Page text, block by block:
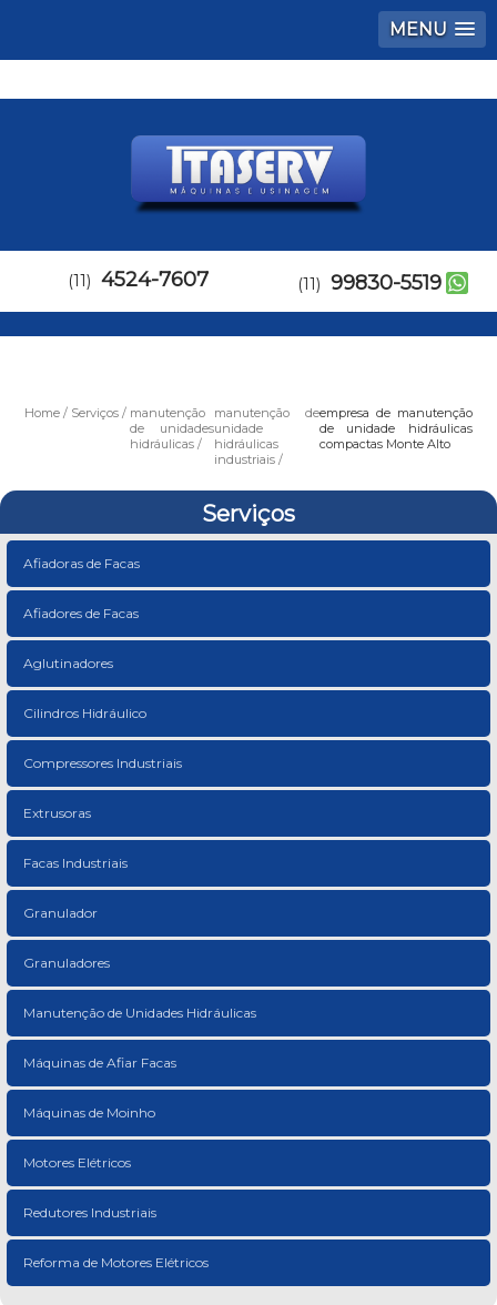
MENU
(11) 4524-7607 (11) 99830-5519
Home Serviços
manutenção
de unidades
hidráulicas
manutenção de
unidade
hidráulicas
industriais
empresa de manutenção
de unidade hidráulicas
compactas Monte Alto
Serviços
Afiadoras de Facas
Afiadores de Facas
Aglutinadores
Cilindros Hidráulico
Compressores Industriais
Extrusoras
Facas Industriais
Granulador
Granuladores
Manutenção de Unidades Hidráulicas
Máquinas de Afiar Facas
Máquinas de Moinho
Motores Elétricos
Redutores Industriais
Reforma de Motores Elétricos